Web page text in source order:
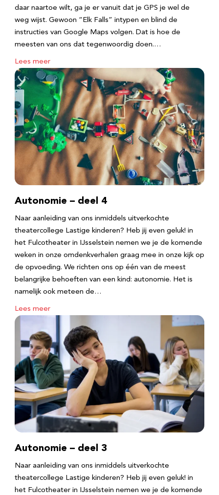
daar naartoe wilt, ga je er vanuit dat je GPS je wel de
weg wijst. Gewoon “Elk Falls” intypen en blind de
instructies van Google Maps volgen. Dat is hoe de
meesten van ons dat tegenwoordig doen.…
Lees meer
Autonomie – deel 4
Naar aanleiding van ons inmiddels uitverkochte
theatercollege Lastige kinderen? Heb jij even geluk! in
het Fulcotheater in IJsselstein nemen we je de komende
weken in onze omdenkverhalen graag mee in onze kijk op
de opvoeding. We richten ons op één van de meest
belangrijke behoeften van een kind: autonomie. Het is
namelijk ook meteen de…
Lees meer
Autonomie – deel 3
Naar aanleiding van ons inmiddels uitverkochte
theatercollege Lastige kinderen? Heb jij even geluk! in
het Fulcotheater in IJsselstein nemen we je de komende